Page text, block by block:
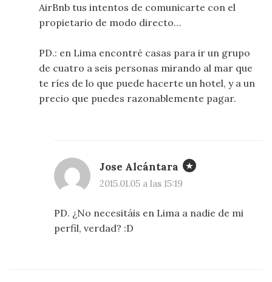
AirBnb tus intentos de comunicarte con el
propietario de modo directo…
PD.: en Lima encontré casas para ir un grupo
de cuatro a seis personas mirando al mar que
te ríes de lo que puede hacerte un hotel, y a un
precio que puedes razonablemente pagar.
Jose Alcántara
2015.01.05 a las 15:19
PD. ¿No necesitáis en Lima a nadie de mi
perfil, verdad? :D